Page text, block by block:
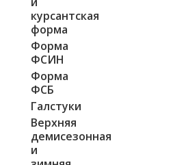
курсантская
форма
Форма
ФСИН
Форма
ФСБ
Галстуки
Верхняя
демисезонная
и